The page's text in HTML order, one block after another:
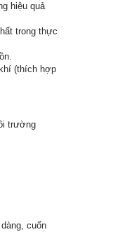
hiệu quả
trong thực
(thích hợp
trường
cuốn